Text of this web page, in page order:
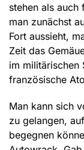
stehen als
man zunächst
Fort aussieht,
Zeit das
im militärischen
französische
Man kann sich
zu gelangen,
begegnen